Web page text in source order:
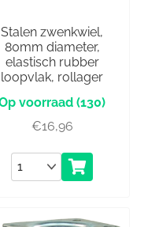
Stalen zwenkwiel,
80mm diameter,
elastisch rubber
loopvlak, rollager
(130)
€16,96
Aantal